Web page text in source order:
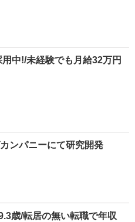
中!/未経験でも月給32万円
ンパニーにて研究開発
歳/転居の無い転職で年収